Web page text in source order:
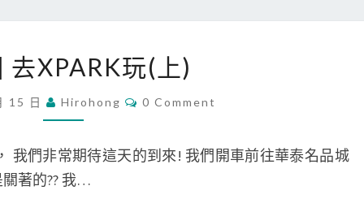
遊
記
]
去
X
去XPARK玩(上)
15 日 Hirohong
C
E
N
0 Comment
我們非常期待這天的到來! 我們開車前往華泰名品城
著的?? 我…